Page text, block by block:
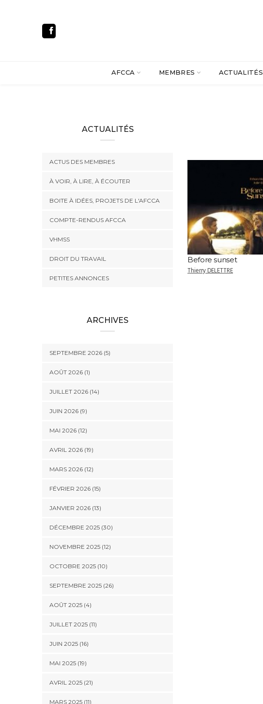
AFCCA MEMBRES ACTUALITÉS
Before sunset
Thierry DELETTRE
ACTUALITÉS
ACTUS DES MEMBRES
À VOIR, À LIRE, À ÉCOUTER
BOITE À IDÉES, PROJETS DE L'AFCCA
COMPTE-RENDUS AFCCA
VHMSS
DROIT DU TRAVAIL
PETITES ANNONCES
ARCHIVES
SEPTEMBRE 2026 (5)
AOÛT 2026 (1)
JUILLET 2026 (14)
JUIN 2026 (9)
MAI 2026 (12)
AVRIL 2026 (19)
MARS 2026 (12)
FÉVRIER 2026 (15)
JANVIER 2026 (13)
DÉCEMBRE 2025 (30)
NOVEMBRE 2025 (12)
OCTOBRE 2025 (10)
SEPTEMBRE 2025 (26)
AOÛT 2025 (4)
JUILLET 2025 (11)
JUIN 2025 (16)
MAI 2025 (19)
AVRIL 2025 (21)
MARS 2025 (11)